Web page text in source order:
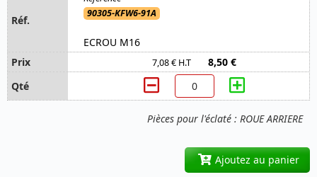
Pièces pour l'éclaté : ROUE ARRIERE
90305-KFW6-91A
ECROU M16
7,08 € H.T 8,50 €
Ajoutez au panier